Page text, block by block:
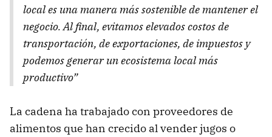
local es una manera más sostenible de mantener el
negocio. Al final, evitamos elevados costos de
transportación, de exportaciones, de impuestos y
podemos generar un ecosistema local más
productivo”
La cadena ha trabajado con proveedores de
alimentos que han crecido al vender jugos o